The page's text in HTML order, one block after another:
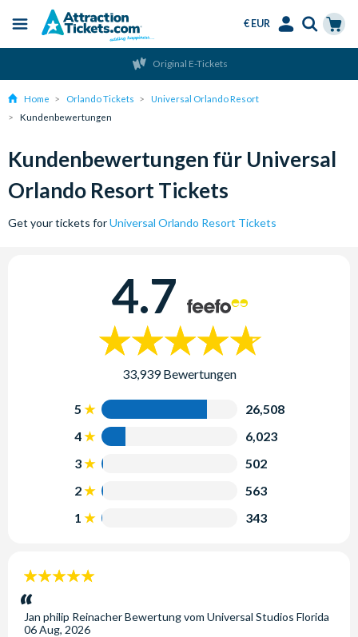
content
Menu
€ EUR
Original E-Tickets
Home Orlando Tickets
Universal Orlando Resort
Kundenbewertungen
Kundenbewertungen für Universal
Orlando Resort Tickets
Get your tickets forUniversal Orlando Resort Tickets
4.7
33,939 Bewertungen
5
26,508
4
6,023
3
502
2
563
1
343
5
Sterne:
Jan philip ReinacherBewertung vom Universal Studios Florida
06 Aug, 2026